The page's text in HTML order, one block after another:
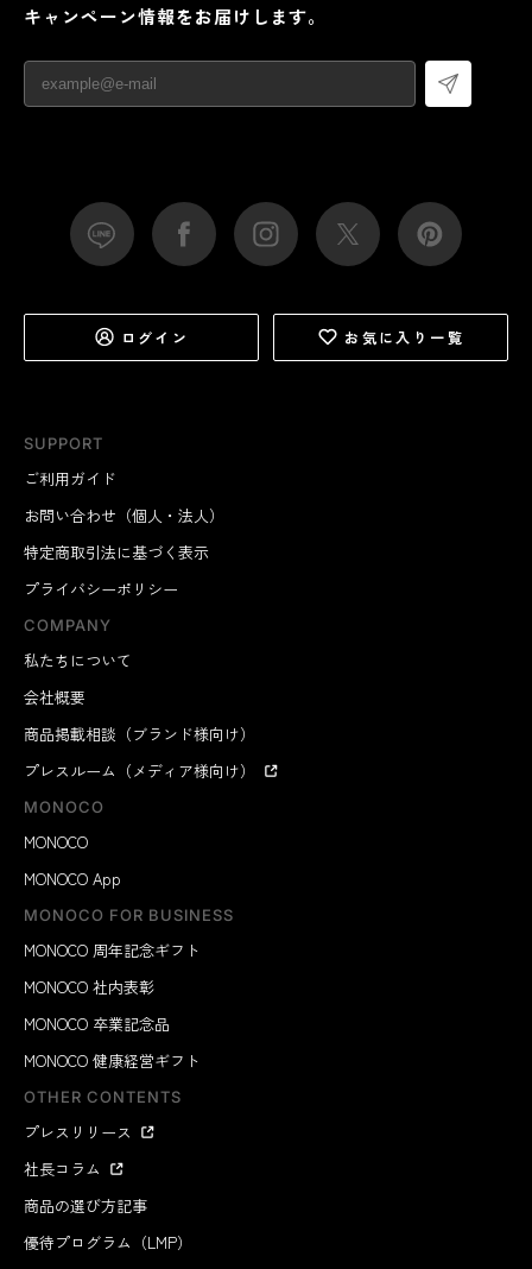
SUPPORT
ご利用ガイド
お問い合わせ（個人・法人）
特定商取引法に基づく表示
プライバシーポリシー
COMPANY
私たちについて
会社概要
商品掲載相談（ブランド様向け）
プレスルーム（メディア様向け）
MONOCO
MONOCO
MONOCO App
MONOCO FOR BUSINESS
MONOCO 周年記念ギフト
MONOCO 社内表彰
MONOCO 卒業記念品
MONOCO 健康経営ギフト
OTHER CONTENTS
プレスリリース
社長コラム
商品の選び方記事
優待プログラム（LMP）
キャンペーン情報をお届けします。
ログイン お気に入り一覧